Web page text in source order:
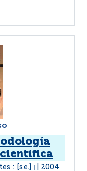
: [s.e.] 2004